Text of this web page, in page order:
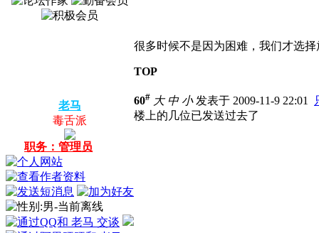
很多时候不是因为困难，我们才选
TOP
老马
毒舌派
职务：管理员
60# 大 中 小发表于 2009-11-9 22:01
楼上的几位已发送过去了